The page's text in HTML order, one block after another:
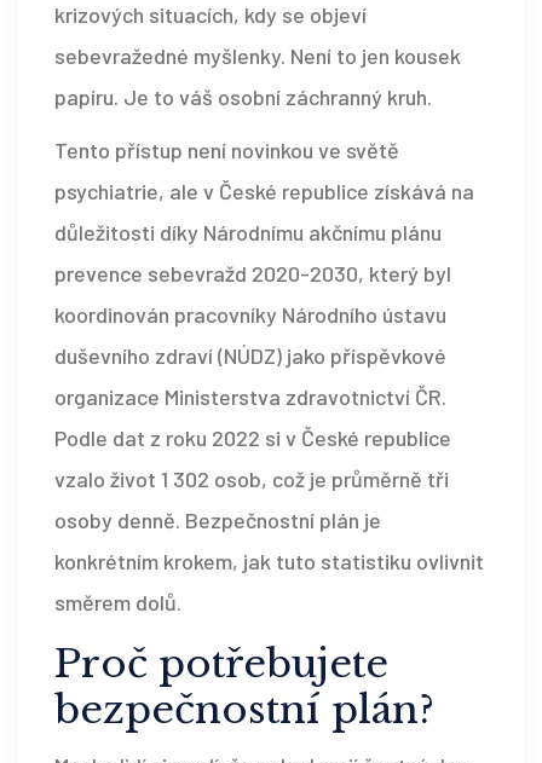
krizových situacích, kdy se objeví
sebevražedné myšlenky. Není to jen kousek
papíru. Je to váš osobní záchranný kruh.
Tento přístup není novinkou ve světě
psychiatrie, ale v České republice získává na
důležitosti díky Národnímu akčnímu plánu
prevence sebevražd 2020-2030, který byl
koordinován pracovníky Národního ústavu
duševního zdraví (NÚDZ) jako příspěvkové
organizace Ministerstva zdravotnictví ČR.
Podle dat z roku 2022 si v České republice
vzalo život 1 302 osob, což je průměrně tři
osoby denně. Bezpečnostní plán je
konkrétním krokem, jak tuto statistiku ovlivnit
směrem dolů.
Proč potřebujete
bezpečnostní plán?